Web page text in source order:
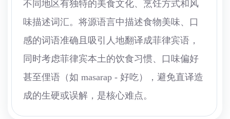
不同地区有独特的美食文化、烹饪方式和风
味描述词汇。将源语言中描述食物美味、口
感的词语准确且吸引人地翻译成菲律宾语，
同时考虑菲律宾本土的饮食习惯、口味偏好
甚至俚语（如 masarap - 好吃），避免直译造
成的生硬或误解，是核心难点。